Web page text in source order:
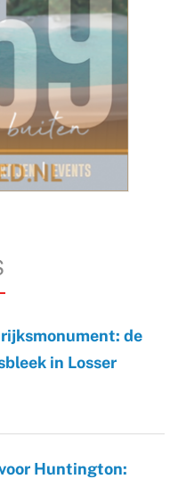
de
in Losser
Huntington: